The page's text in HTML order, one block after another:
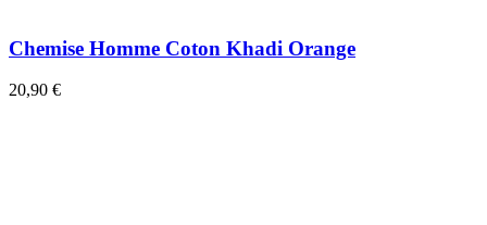
Chemise Homme Coton Khadi Orange
20,90 €